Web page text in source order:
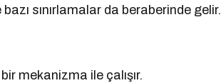
sınırlamalar da beraberinde gelir.
mekanizma ile çalışır.